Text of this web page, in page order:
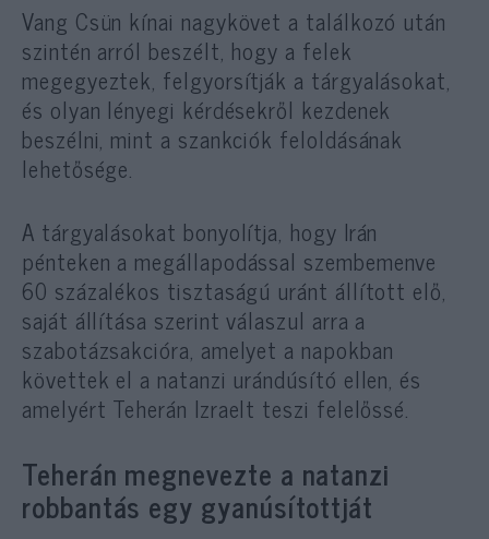
Vang Csün kínai nagykövet a találkozó után
szintén arról beszélt, hogy a felek
megegyeztek, felgyorsítják a tárgyalásokat,
és olyan lényegi kérdésekről kezdenek
beszélni, mint a szankciók feloldásának
lehetősége.
A tárgyalásokat bonyolítja, hogy Irán
pénteken a megállapodással szembemenve
60 százalékos tisztaságú uránt állított elő,
saját állítása szerint válaszul arra a
szabotázsakcióra, amelyet a napokban
követtek el a natanzi urándúsító ellen, és
amelyért Teherán Izraelt teszi felelőssé.
Teherán megnevezte a natanzi
robbantás egy gyanúsítottját